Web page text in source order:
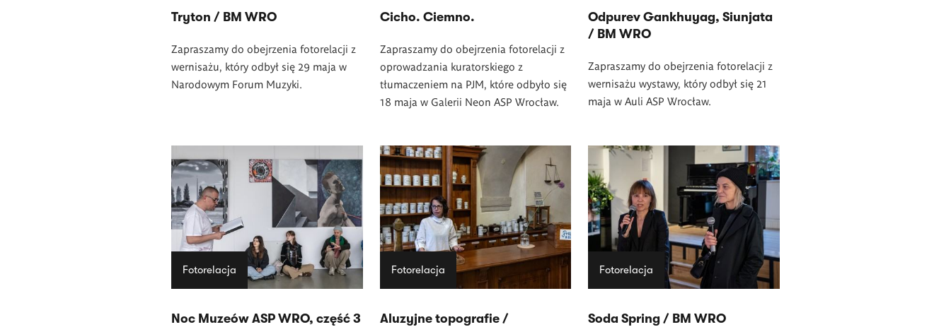
Tryton / BM WRO
Zapraszamy do obejrzenia fotorelacji z
wernisażu, który odbył się 29 maja w
Narodowym Forum Muzyki.
Cicho. Ciemno.
Zapraszamy do obejrzenia fotorelacji z
oprowadzania kuratorskiego z
tłumaczeniem na PJM, które odbyło się
18 maja w Galerii Neon ASP Wrocław.
Odpurev Gankhuyag, Siunjata
/ BM WRO
Zapraszamy do obejrzenia fotorelacji z
wernisażu wystawy, który odbył się 21
maja w Auli ASP Wrocław.
Fotorelacja
Noc Muzeów ASP WRO, część 3
Fotorelacja
Aluzyjne topografie /
Fotorelacja
Soda Spring / BM WRO